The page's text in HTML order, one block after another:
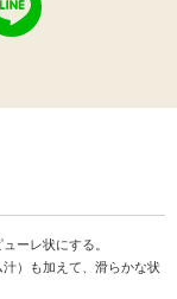
ーレ状にする。
）も加えて、滑らかな状